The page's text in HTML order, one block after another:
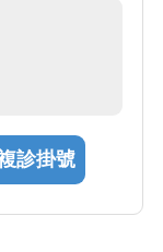
醫療；包
術、微創
脈衝光回
診掛號